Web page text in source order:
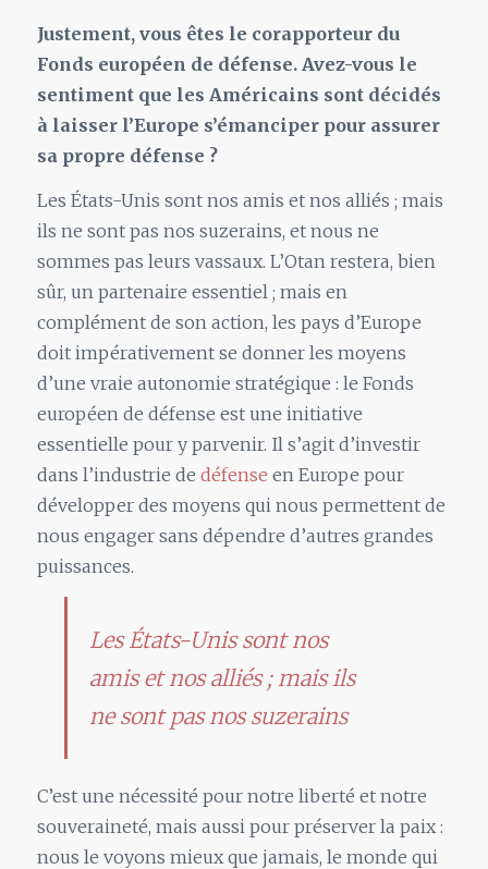
Justement, vous êtes le corapporteur du
Fonds européen de défense. Avez-vous le
sentiment que les Américains sont décidés
à laisser l’Europe s’émanciper pour assurer
sa propre défense ?
Les États-Unis sont nos amis et nos alliés ; mais
ils ne sont pas nos suzerains, et nous ne
sommes pas leurs vassaux. L’Otan restera, bien
sûr, un partenaire essentiel ; mais en
complément de son action, les pays d’Europe
doit impérativement se donner les moyens
d’une vraie autonomie stratégique : le Fonds
européen de défense est une initiative
essentielle pour y parvenir. Il s’agit d’investir
dans l’industrie de défense en Europe pour
développer des moyens qui nous permettent de
nous engager sans dépendre d’autres grandes
puissances.
Les États-Unis sont nos
amis et nos alliés ; mais ils
ne sont pas nos suzerains
C’est une nécessité pour notre liberté et notre
souveraineté, mais aussi pour préserver la paix :
nous le voyons mieux que jamais, le monde qui